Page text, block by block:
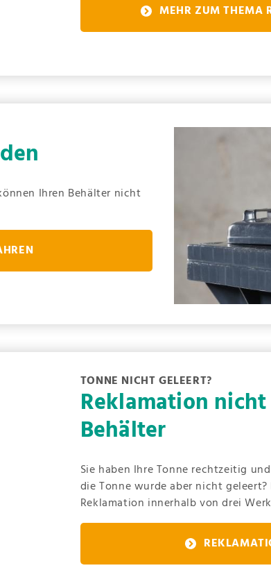
MEHR ZUM THEMA
Ihren Behälter nicht
TONNE NICHT GELEERT?
Reklamation
Behälter
Sie haben Ihre Tonne rechtzeitig
die Tonne wurde aber nicht
Reklamation innerhalb von drei